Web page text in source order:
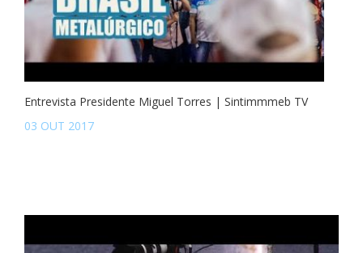
Entrevista Presidente Miguel Torres | Sintimmmeb TV
03 OUT 2017